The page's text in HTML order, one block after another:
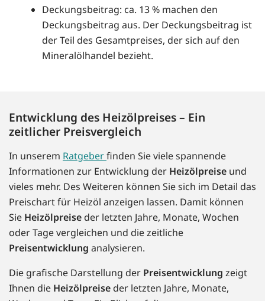
Deckungsbeitrag: ca. 13 % machen den
Deckungsbeitrag aus. Der Deckungsbeitrag ist
der Teil des Gesamtpreises, der sich auf den
Mineralölhandel bezieht.
Entwicklung des Heizölpreises – Ein
zeitlicher Preisvergleich
In unserem Ratgeberfinden Sie viele spannende
Informationen zur Entwicklung der Heizölpreise und
vieles mehr. Des Weiteren können Sie sich im Detail das
Preischart für Heizöl anzeigen lassen. Damit können
Sie Heizölpreise der letzten Jahre, Monate, Wochen
oder Tage vergleichen und die zeitliche
Preisentwicklung analysieren.
Die grafische Darstellung der Preisentwicklung zeigt
Ihnen die Heizölpreise der letzten Jahre, Monate,